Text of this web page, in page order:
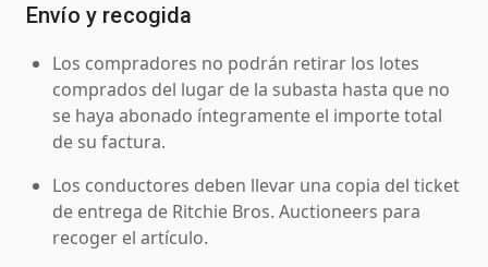
Envío y recogida
Los compradores no podrán retirar los lotes
comprados del lugar de la subasta hasta que no
se haya abonado íntegramente el importe total
de su factura.
Los conductores deben llevar una copia del ticket
de entrega de Ritchie Bros. Auctioneers para
recoger el artículo.